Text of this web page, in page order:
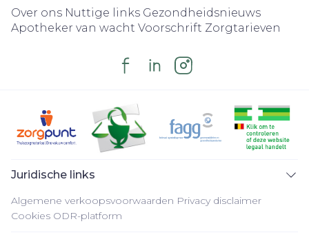
Over ons Nuttige links Gezondheidsnieuws
Apotheker van wacht Voorschrift Zorgtarieven
Juridische links
Algemene verkoopsvoorwaarden Privacy disclaimer
Cookies ODR-platform